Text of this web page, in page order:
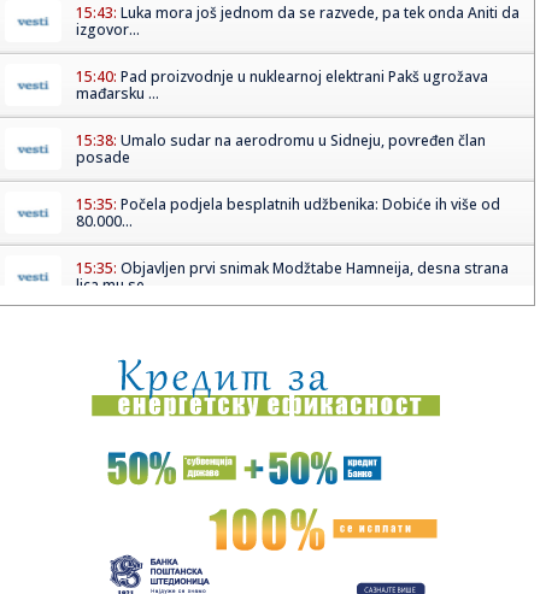
15:43: Luka mora još jednom da se razvede, pa tek onda Aniti da
izgovor...
15:40: Pad proizvodnje u nuklearnoj elektrani Pakš ugrožava
mađarsku ...
15:38: Umalo sudar na aerodromu u Sidneju, povređen član
posade
15:35: Počela podjela besplatnih udžbenika: Dobiće ih više od
80.000...
15:35: Objavljen prvi snimak Modžtabe Hamneija, desna strana
lica mu se...
15:35:Bor pao na kupače na plaži u Hrvatskoj, povrijeđeno dvoje
odra...
15:35:Papa pozvao na prekid sukoba: U Ukrajini i Rusiji stradaju
nevini...
Srbija, Slovenija i Sjeverna Makedonija kandidati za EP
15:35:Derventski "Unis" najveći poreski dužnik